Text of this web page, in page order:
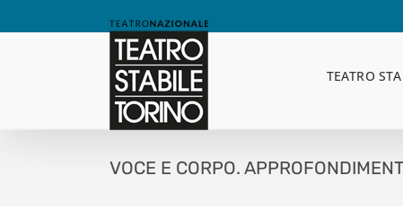
TEATRO
VOCE E CORPO.